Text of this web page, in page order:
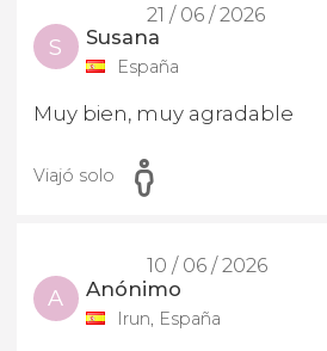
21 / 06 / 2026
S Susana
España
Muy bien, muy agradable
Viajó solo
10 / 06 / 2026
A Anónimo
Irun, España